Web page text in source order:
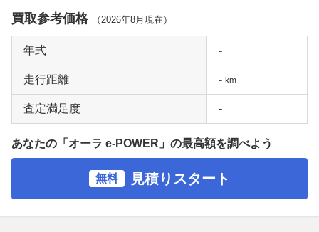
買取参考価格 （ 2026年8月 現在）
年式 -
走行距離 - km
査定満足度 -
あなたの「オーラ e-POWER」の最高額を調べよう
無料 見積りスタート